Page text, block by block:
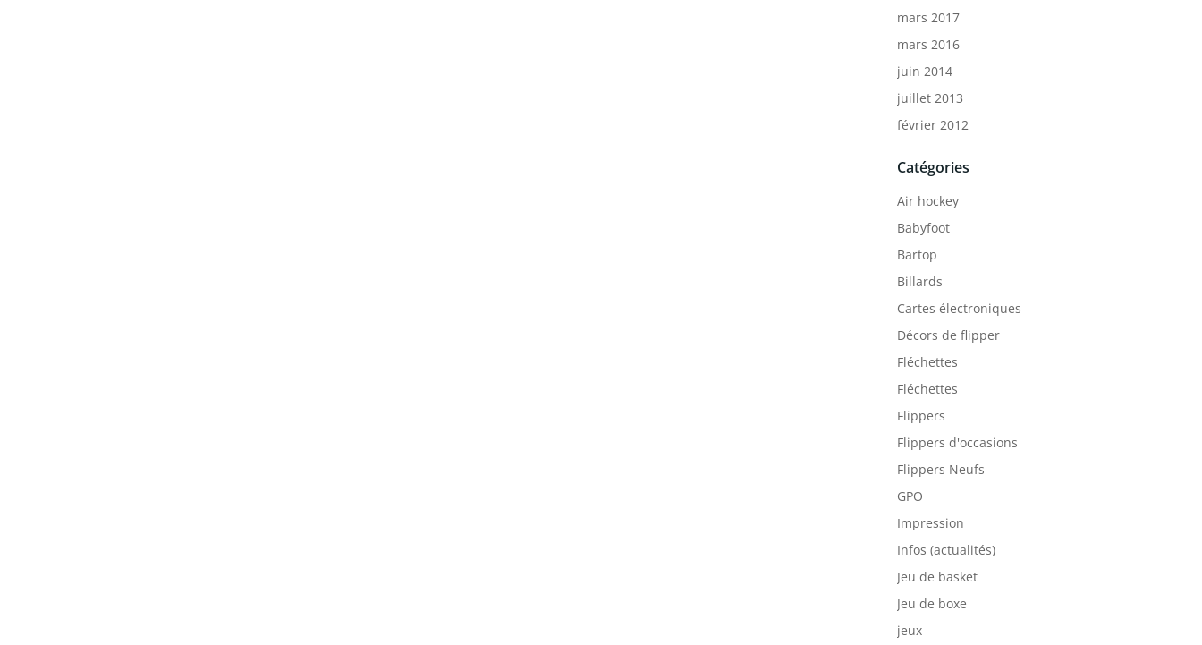
mars 2017
mars 2016
juin 2014
juillet 2013
février 2012
Catégories
Air hockey
Babyfoot
Bartop
Billards
Cartes électroniques
Décors de flipper
Fléchettes
Fléchettes
Flippers
Flippers d'occasions
Flippers Neufs
GPO
Impression
Infos (actualités)
Jeu de basket
Jeu de boxe
jeux